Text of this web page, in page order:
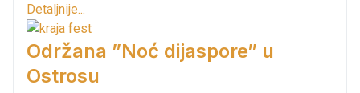
Detaljnije...
Održana ”Noć dijaspore” u
Ostrosu